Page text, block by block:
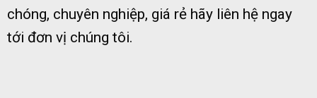
chóng, chuyên nghiệp, giá rẻ hãy liên hệ ngay
tới đơn vị chúng tôi.